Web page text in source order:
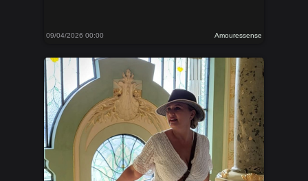
09/04/2026 00:00 Amouressense